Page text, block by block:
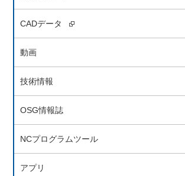
CADデータ
動画
技術情報
OSG情報誌
NCプログラムツール
アプリ